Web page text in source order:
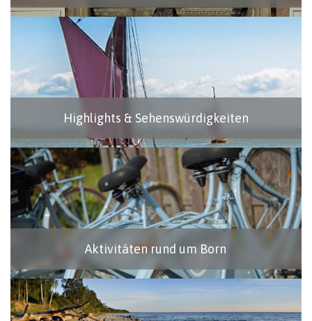
Highlights & Sehenswürdigkeiten
Aktivitäten rund um Born